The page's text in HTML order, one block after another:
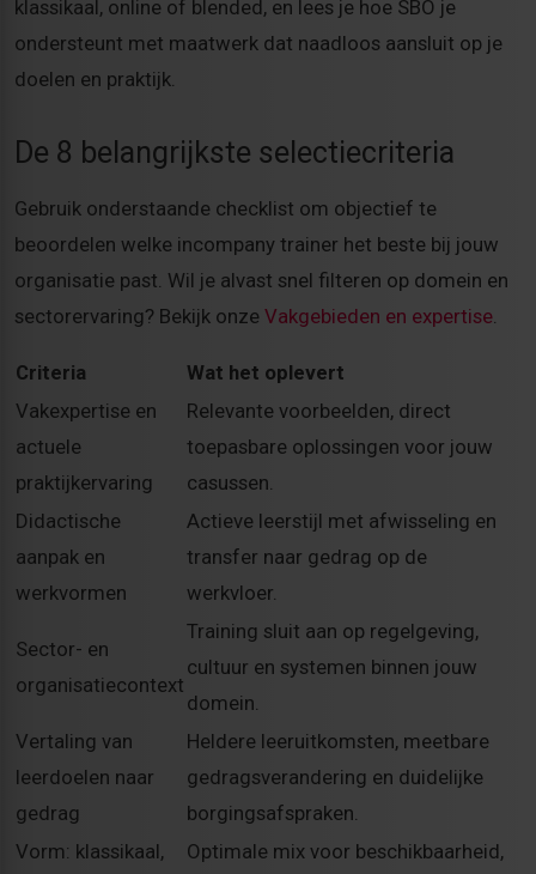
klassikaal, online of blended, en lees je hoe SBO je
ondersteunt met maatwerk dat naadloos aansluit op je
doelen en praktijk.
De 8 belangrijkste selectiecriteria
Gebruik onderstaande checklist om objectief te
beoordelen welke incompany trainer het beste bij jouw
organisatie past. Wil je alvast snel filteren op domein en
sectorervaring? Bekijk onze Vakgebieden en expertise.
Criteria
Wat het oplevert
Vakexpertise en
actuele
praktijkervaring
Relevante voorbeelden, direct
toepasbare oplossingen voor jouw
casussen.
Didactische
aanpak en
werkvormen
Actieve leerstijl met afwisseling en
transfer naar gedrag op de
werkvloer.
Sector- en
organisatiecontext
Training sluit aan op regelgeving,
cultuur en systemen binnen jouw
domein.
Vertaling van
leerdoelen naar
gedrag
Heldere leeruitkomsten, meetbare
gedragsverandering en duidelijke
borgingsafspraken.
Vorm: klassikaal,
Optimale mix voor beschikbaarheid,